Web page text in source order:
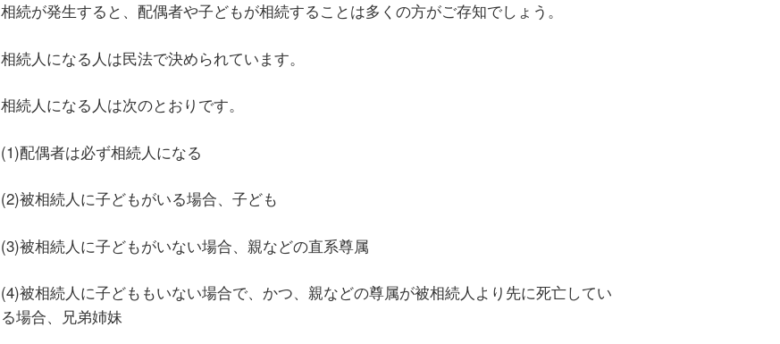
相続が発生すると、配偶者や子どもが相続することは多くの方がご存知でしょう。
相続人になる人は民法で決められています。
相続人になる人は次のとおりです。
(1)配偶者は必ず相続人になる
(2)被相続人に子どもがいる場合、子ども
(3)被相続人に子どもがいない場合、親などの直系尊属
(4)被相続人に子どももいない場合で、かつ、親などの尊属が被相続人より先に死亡してい
る場合、兄弟姉妹